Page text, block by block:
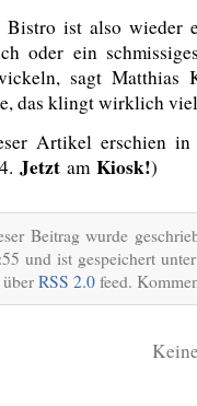
Bistro ist also wieder
oder ein
sagt Matthias
das klingt wirklich
Artikel erschien in
Jetzt am Kiosk!)
Beitrag wurde
und ist gespeichert
RSS 2.0 feed.